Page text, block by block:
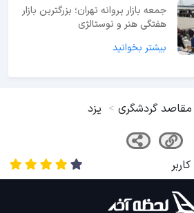
جمعه بازار پروانه تهران؛ بزرگترین بازار
هفتگی هنر و نوستالژی
بیشتر بخوانید
مقاصد گردشگری یزد
کاربر